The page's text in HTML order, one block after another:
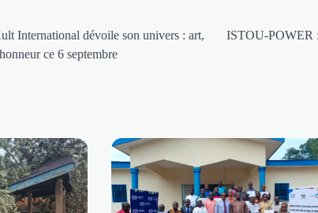
International dévoile son univers : art,
ce 6 septembre
ISTOU-POWER :